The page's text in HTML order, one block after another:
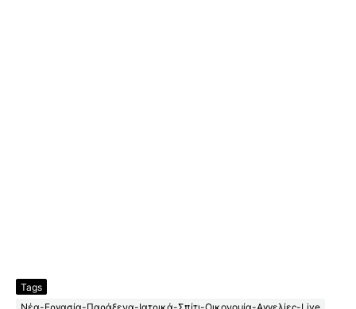
Tags
Νέα-Εργασία-Παράξενα-Ιατρικά-Σπίτι-Οικονομία-Αγγελίες-Live